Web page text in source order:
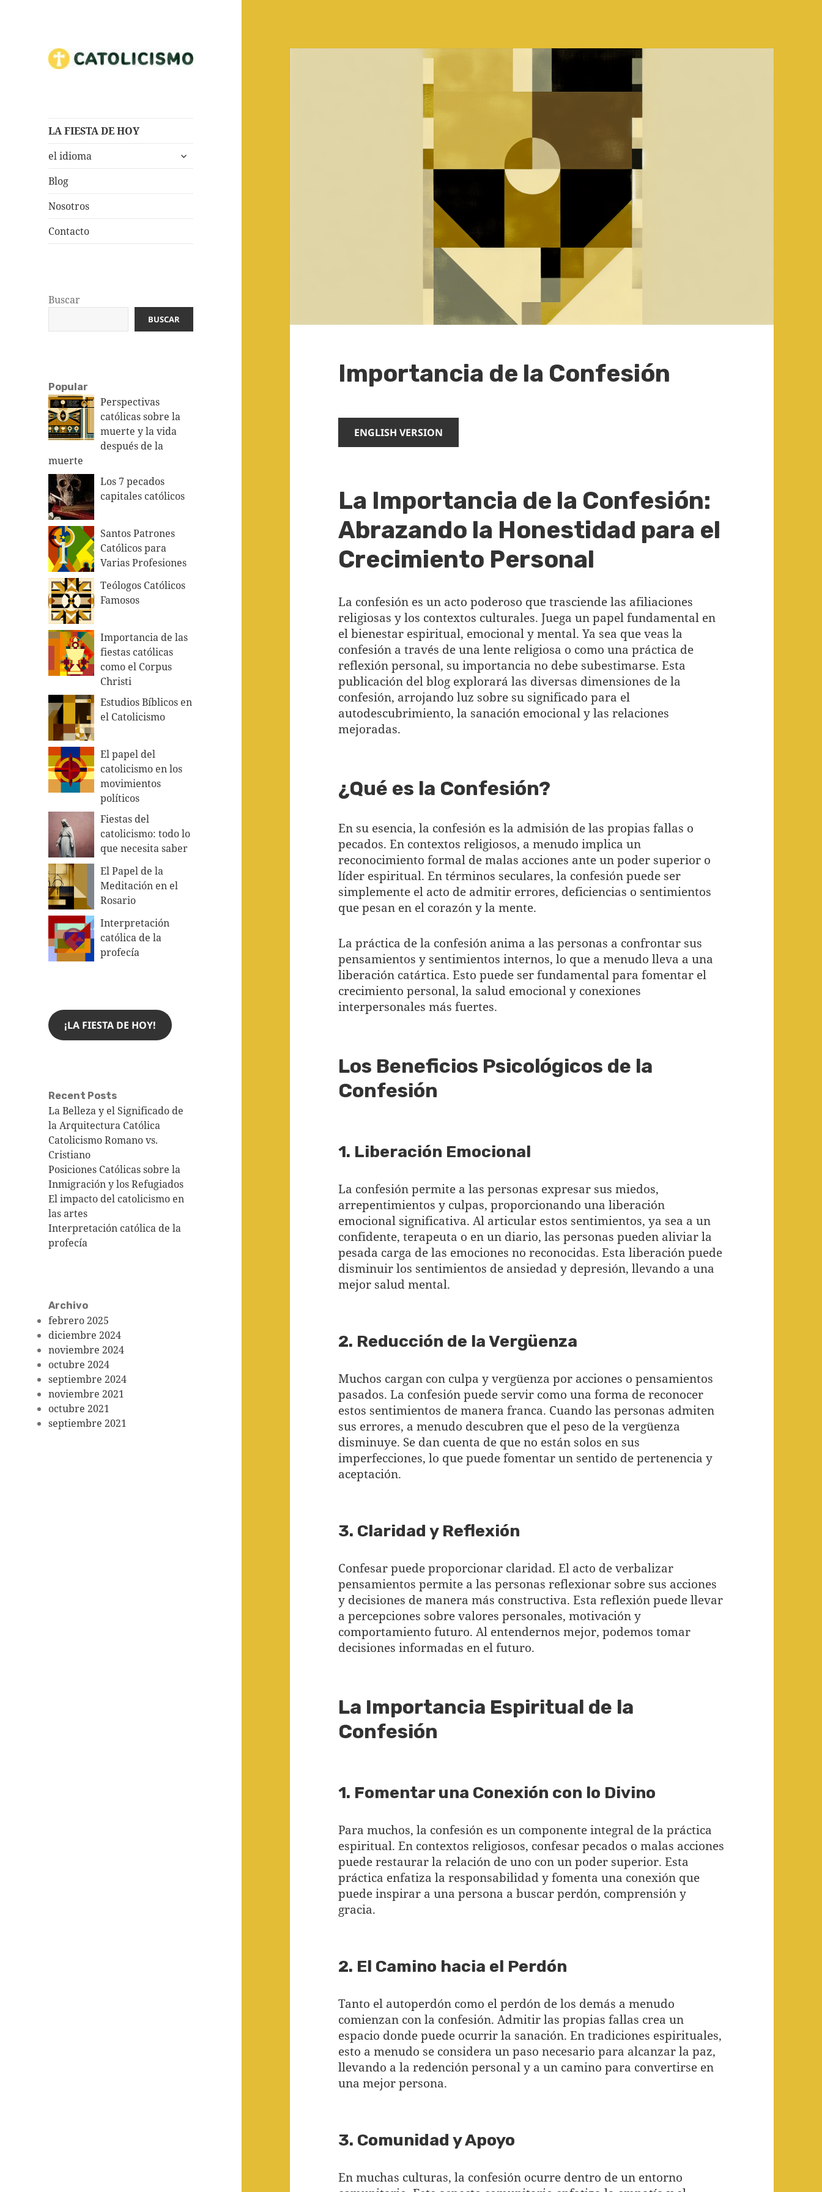
LA FIESTA DE HOY
el idioma
expande
Blog
Nosotros
Contacto
Buscar
BUSCAR
Popular
Perspectivas
católicas sobre la
muerte y la vida
después de la
muerte
Los 7 pecados
capitales católicos
Santos Patrones
Católicos para
Varias Profesiones
Teólogos Católicos
Famosos
Importancia de las
fiestas católicas
como el Corpus
Christi
Estudios Bíblicos en
el Catolicismo
El papel del
catolicismo en los
movimientos
políticos
Fiestas del
catolicismo: todo lo
que necesita saber
El Papel de la
Meditación en el
Rosario
Interpretación
católica de la
profecía
¡LA FIESTA DE HOY!
Recent Posts
La Belleza y el Significado de
la Arquitectura Católica
Catolicismo Romano vs.
Cristiano
Posiciones Católicas sobre la
Inmigración y los Refugiados
El impacto del catolicismo en
las artes
Interpretación católica de la
profecía
Archivo
febrero 2025
diciembre 2024
noviembre 2024
octubre 2024
septiembre 2024
noviembre 2021
octubre 2021
septiembre 2021
Importancia de la Confesión
ENGLISH VERSION
La Importancia de la Confesión:
Abrazando la Honestidad para el
Crecimiento Personal
La confesión es un acto poderoso que trasciende las afiliaciones
religiosas y los contextos culturales. Juega un papel fundamental en
el bienestar espiritual, emocional y mental. Ya sea que veas la
confesión a través de una lente religiosa o como una práctica de
reflexión personal, su importancia no debe subestimarse. Esta
publicación del blog explorará las diversas dimensiones de la
confesión, arrojando luz sobre su significado para el
autodescubrimiento, la sanación emocional y las relaciones
mejoradas.
¿Qué es la Confesión?
En su esencia, la confesión es la admisión de las propias fallas o
pecados. En contextos religiosos, a menudo implica un
reconocimiento formal de malas acciones ante un poder superior o
líder espiritual. En términos seculares, la confesión puede ser
simplemente el acto de admitir errores, deficiencias o sentimientos
que pesan en el corazón y la mente.
La práctica de la confesión anima a las personas a confrontar sus
pensamientos y sentimientos internos, lo que a menudo lleva a una
liberación catártica. Esto puede ser fundamental para fomentar el
crecimiento personal, la salud emocional y conexiones
interpersonales más fuertes.
Los Beneficios Psicológicos de la
Confesión
1. Liberación Emocional
La confesión permite a las personas expresar sus miedos,
arrepentimientos y culpas, proporcionando una liberación
emocional significativa. Al articular estos sentimientos, ya sea a un
confidente, terapeuta o en un diario, las personas pueden aliviar la
pesada carga de las emociones no reconocidas. Esta liberación puede
disminuir los sentimientos de ansiedad y depresión, llevando a una
mejor salud mental.
2. Reducción de la Vergüenza
Muchos cargan con culpa y vergüenza por acciones o pensamientos
pasados. La confesión puede servir como una forma de reconocer
estos sentimientos de manera franca. Cuando las personas admiten
sus errores, a menudo descubren que el peso de la vergüenza
disminuye. Se dan cuenta de que no están solos en sus
imperfecciones, lo que puede fomentar un sentido de pertenencia y
aceptación.
3. Claridad y Reflexión
Confesar puede proporcionar claridad. El acto de verbalizar
pensamientos permite a las personas reflexionar sobre sus acciones
y decisiones de manera más constructiva. Esta reflexión puede llevar
a percepciones sobre valores personales, motivación y
comportamiento futuro. Al entendernos mejor, podemos tomar
decisiones informadas en el futuro.
La Importancia Espiritual de la
Confesión
1. Fomentar una Conexión con lo Divino
Para muchos, la confesión es un componente integral de la práctica
espiritual. En contextos religiosos, confesar pecados o malas acciones
puede restaurar la relación de uno con un poder superior. Esta
práctica enfatiza la responsabilidad y fomenta una conexión que
puede inspirar a una persona a buscar perdón, comprensión y
gracia.
2. El Camino hacia el Perdón
Tanto el autoperdón como el perdón de los demás a menudo
comienzan con la confesión. Admitir las propias fallas crea un
espacio donde puede ocurrir la sanación. En tradiciones espirituales,
esto a menudo se considera un paso necesario para alcanzar la paz,
llevando a la redención personal y a un camino para convertirse en
una mejor persona.
3. Comunidad y Apoyo
En muchas culturas, la confesión ocurre dentro de un entorno